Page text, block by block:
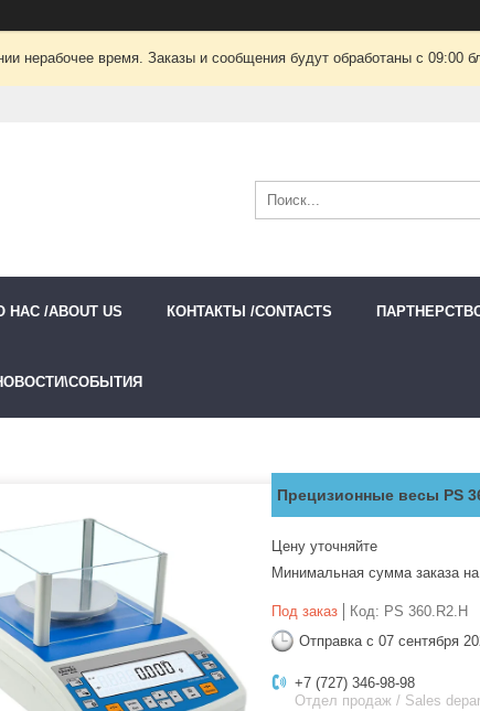
нерабочее время. Заказы и сообщения будут обработаны с 09:00
НАС /ABOUT US КОНТАКТЫ /CONTACTS ПАРТНЕРСТВО
Прецизионные весы PS
Цену уточняйте
Минимальная сумма заказа
Под заказ Код: PS 360.R2.H
Отправка с 07 сентября
+7 (727) 346-98-98
Отдел продаж / Sales